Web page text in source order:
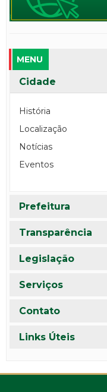
MENU
Cidade
História
Localização
Notícias
Eventos
Prefeitura
Transparência
Legislação
Serviços
Contato
Links Úteis